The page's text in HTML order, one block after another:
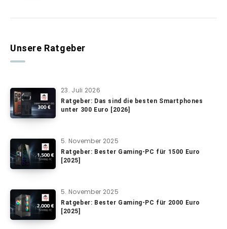
Unsere Ratgeber
23. Juli 2026
Ratgeber: Das sind die besten Smartphones
unter 300 Euro [2026]
5. November 2025
Ratgeber: Bester Gaming-PC für 1500 Euro
[2025]
5. November 2025
Ratgeber: Bester Gaming-PC für 2000 Euro
[2025]